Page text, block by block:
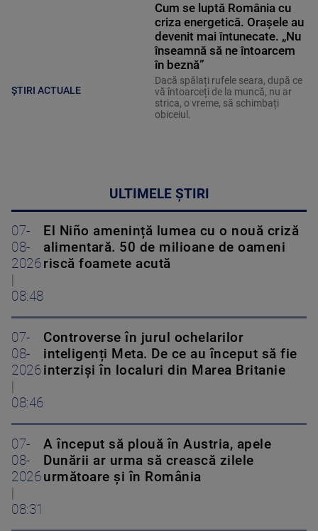
ȘTIRI ACTUALE
Cum se luptă România cu
criza energetică. Orașele au
devenit mai întunecate. „Nu
înseamnă să ne întoarcem
în beznă”
Dacă spălați rufele seara, după ce
vă întoarceți de la muncă, nu ar
strica, o vreme, să schimbați
obiceiul.
ULTIMELE ȘTIRI
07-
08-
2026
08:48
El Niño amenință lumea cu o nouă criză
alimentară. 50 de milioane de oameni
riscă foamete acută
07-
08-
2026
08:46
Controverse în jurul ochelarilor
inteligenți Meta. De ce au început să fie
interziși în localuri din Marea Britanie
07-
08-
2026
08:31
A început să plouă în Austria, apele
Dunării ar urma să crească zilele
următoare și în România